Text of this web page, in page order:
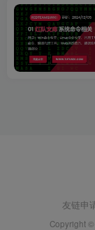
友链申
Copyright